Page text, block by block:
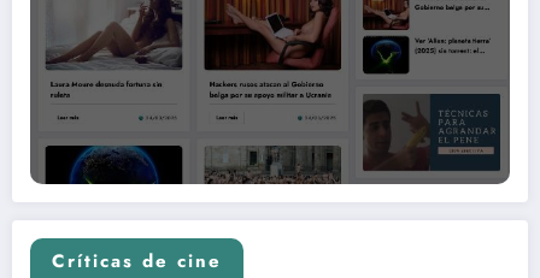
Críticas de cine